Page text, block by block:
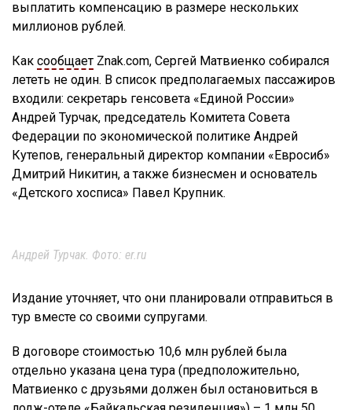
выплатить компенсацию в размере нескольких
миллионов рублей.
Как сообщает Znak.com, Сергей Матвиенко собирался
лететь не один. В список предполагаемых пассажиров
входили: секретарь генсовета «Единой России»
Андрей Турчак, председатель Комитета Совета
Федерации по экономической политике Андрей
Кутепов, генеральный директор компании «Евросиб»
Дмитрий Никитин, а также бизнесмен и основатель
«Детского хосписа» Павел Крупник.
Андрей Турчак. Фото: er.ru
Издание уточняет, что они планировали отправиться в
тур вместе со своими супругами.
В договоре стоимостью 10,6 млн рублей была
отдельно указана цена тура (предположительно,
Матвиенко с друзьями должен был остановиться в